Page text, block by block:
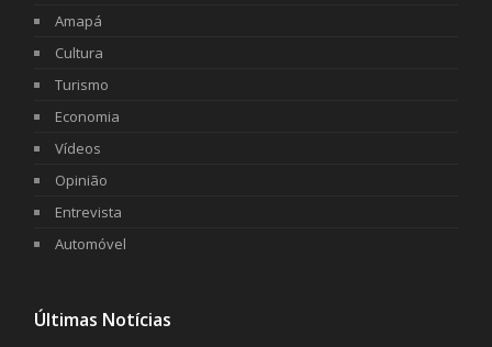
Amapá
Cultura
Turismo
Economia
Vídeos
Opinião
Entrevista
Automóvel
Últimas Notícias